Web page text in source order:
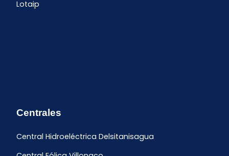
Lotaip
Centrales
Central Hidroeléctrica Delsitanisagua